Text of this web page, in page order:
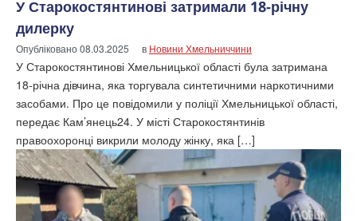
У Старокостянтинові затримали 18-річну
дилерку
Опубліковано08.03.2025 в Новини Хмельниччини
У Старокостянтинові Хмельницької області була затримана
18-річна дівчина, яка торгувала синтетичними наркотичними
засобами. Про це повідомили у поліції Хмельницької області,
передає Кам’янець24. У місті Старокостянтинів
правоохоронці викрили молоду жінку, яка […]